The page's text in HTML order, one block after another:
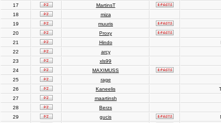
17
MartinsT
18
miza
19
muuris
20
Proxy
21
Hindo
22
arcy
23
xls99
24
MAXIMUSS
25
rage
26
Kaneelis
27
maartinsh
28
Berzs
29
gucis